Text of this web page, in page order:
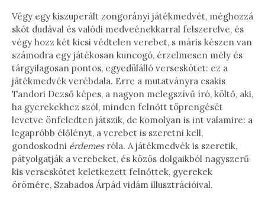
Végy egy kiszuperált zongorányi játékmedvét, méghozzá
skót dudával és valódi medveénekkarral felszerelve, és
végy hozz két kicsi védtelen verebet, s máris készen van
számodra egy játékosan kuncogó, érzelmesen mély és
tárgyilagosan pontos, egyedülálló verseskötet: ez a
játékmedvék verébdala. Erre a mutatványra csakis
Tandori Dezső képes, a nagyon melegszívű író, költő, aki,
ha gyerekekhez szól, minden felnőtt töprengését
levetve önfeledten játszik, de komolyan is int valamire: a
legapróbb élőlényt, a verebet is szeretni kell,
gondoskodni érdemesróla. A játékmedvék is szeretik,
pátyolgatják a verebeket, és közös dolgaikból nagyszerű
kis verseskötet keletkezett felnőttek, gyerekek
örömére, Szabados Árpád vidám illusztrációival.